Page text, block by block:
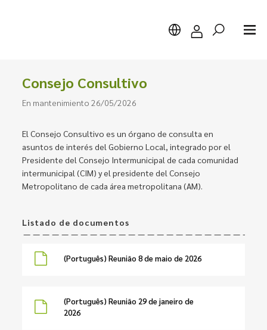
Buscar
Consejo Consultivo
En mantenimiento 26/05/2026
El Consejo Consultivo es un órgano de consulta en
asuntos de interés del Gobierno Local, integrado por el
Presidente del Consejo Intermunicipal de cada comunidad
intermunicipal (CIM) y el presidente del Consejo
Metropolitano de cada área metropolitana (AM).
Listado de documentos
(Português) Reunião 8 de maio de 2026
(Português) Reunião 29 de janeiro de
2026